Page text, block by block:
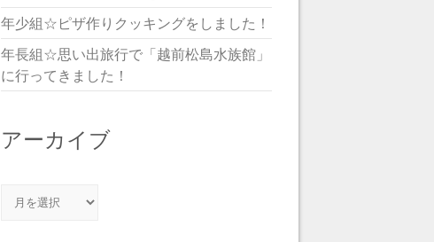
年少組☆ピザ作りクッキングをしました！
年長組☆思い出旅行で「越前松島水族館」
に行ってきました！
アーカイブ
アーカイブ